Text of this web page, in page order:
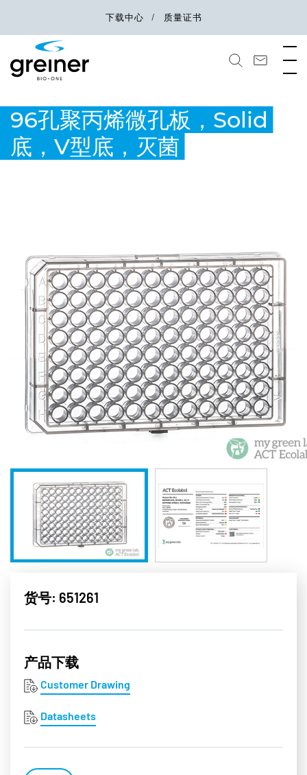
下载中心 质量证书
96孔聚丙烯微孔板，Solid
底，V型底，灭菌
货号: 651261
产品下载
Customer Drawing
Datasheets